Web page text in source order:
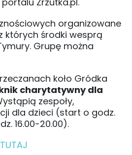
organizowane
których środki wesprą
Grupę można
koło Gródka
charytatywny dla
zespoły,
dla dzieci (start o godz.
16.00-20.00).
TUTAJ